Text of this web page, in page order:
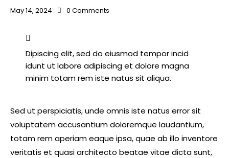
May 14, 2024 0 Comments
Dipiscing elit, sed do eiusmod tempor incid
idunt ut labore adipiscing et dolore magna
minim totam rem iste natus sit aliqua.
Sed ut perspiciatis, unde omnis iste natus error sit
voluptatem accusantium doloremque laudantium,
totam rem aperiam eaque ipsa, quae ab illo inventore
veritatis et quasi architecto beatae vitae dicta sunt,